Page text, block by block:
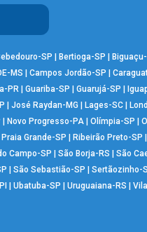
SP | Bertioga-SP |
MS | Campos Jordão-SP |
PR | Guariba-SP | Guarujá-SP |
| José Raydan-MG | Lages-SC|
| Novo Progresso-PA | Olímpia-SP |
Praia Grande-SP | Ribeirão Preto-SP |
Campo-SP | São Borja-RS | São
| São Sebastião-SP | Sertãozinho-
| Ubatuba-SP | Uruguaiana-RS |